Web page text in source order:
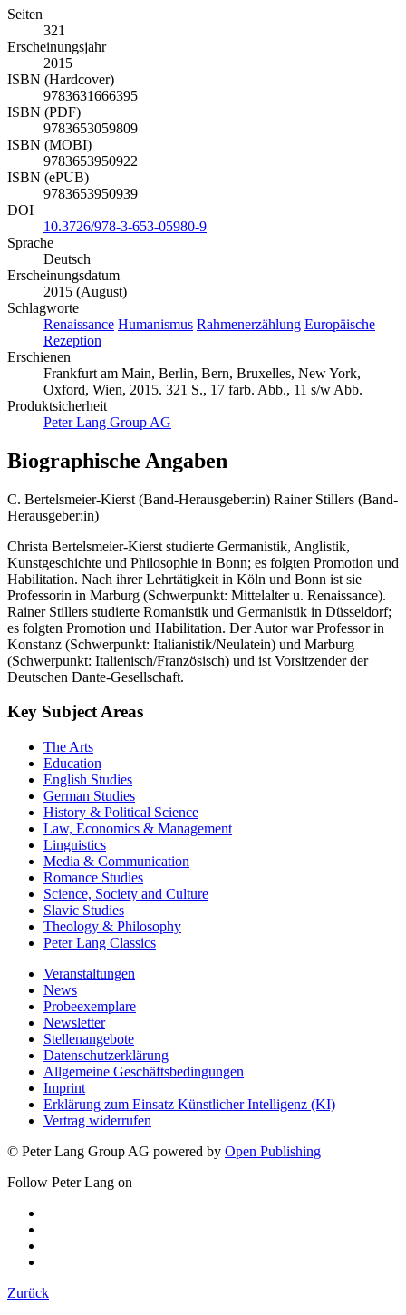
Seiten
321
Erscheinungsjahr
2015
ISBN (Hardcover)
9783631666395
ISBN (PDF)
9783653059809
ISBN (MOBI)
9783653950922
ISBN (ePUB)
9783653950939
DOI
10.3726/978-3-653-05980-9
Sprache
Deutsch
Erscheinungsdatum
2015 (August)
Schlagworte
Renaissance Humanismus Rahmenerzählung Europäische
Rezeption
Erschienen
Frankfurt am Main, Berlin, Bern, Bruxelles, New York,
Oxford, Wien, 2015. 321 S., 17 farb. Abb., 11 s/w Abb.
Produktsicherheit
Peter Lang Group AG
Biographische Angaben
C. Bertelsmeier-Kierst (Band-Herausgeber:in) Rainer Stillers (Band-
Herausgeber:in)
Christa Bertelsmeier-Kierst studierte Germanistik, Anglistik,
Kunstgeschichte und Philosophie in Bonn; es folgten Promotion und
Habilitation. Nach ihrer Lehrtätigkeit in Köln und Bonn ist sie
Professorin in Marburg (Schwerpunkt: Mittelalter u. Renaissance).
Rainer Stillers studierte Romanistik und Germanistik in Düsseldorf;
es folgten Promotion und Habilitation. Der Autor war Professor in
Konstanz (Schwerpunkt: Italianistik/Neulatein) und Marburg
(Schwerpunkt: Italienisch/Französisch) und ist Vorsitzender der
Deutschen Dante-Gesellschaft.
Key Subject Areas
The Arts
Education
English Studies
German Studies
History & Political Science
Law, Economics & Management
Linguistics
Media & Communication
Romance Studies
Science, Society and Culture
Slavic Studies
Theology & Philosophy
Peter Lang Classics
Veranstaltungen
News
Probeexemplare
Newsletter
Stellenangebote
Datenschutzerklärung
Allgemeine Geschäftsbedingungen
Imprint
Erklärung zum Einsatz Künstlicher Intelligenz (KI)
Vertrag widerrufen
© Peter Lang Group AG powered by Open Publishing
Follow Peter Lang on
Zurück